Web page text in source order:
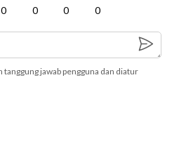
0 0 0 0
jawab pengguna dan diatur